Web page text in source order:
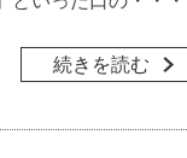
続きを読む